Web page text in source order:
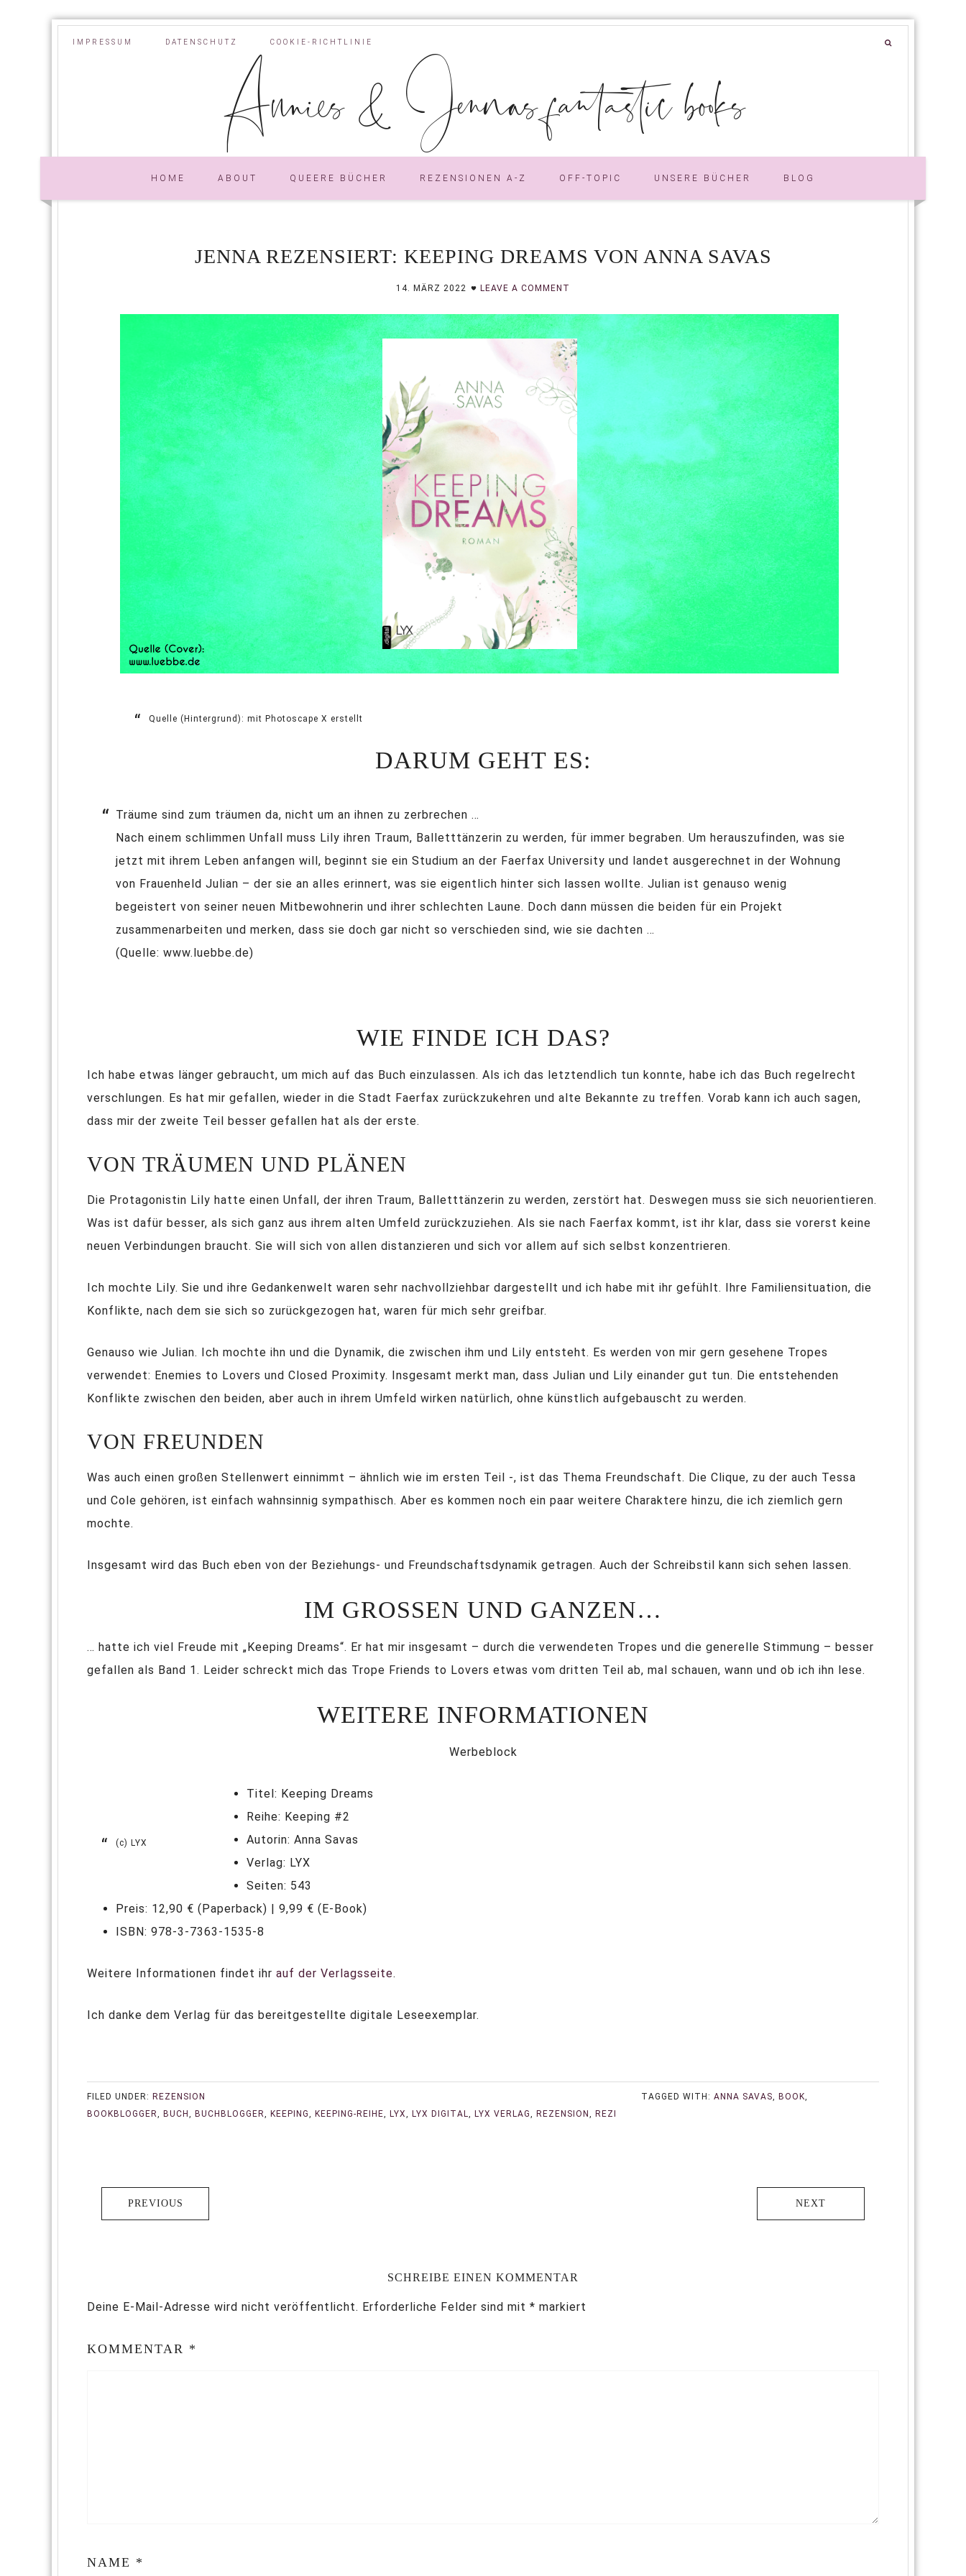
IMPRESSUM DATENSCHUTZ COOKIE-RICHTLINIE
Annies & Jennas fantastic books
HOME ABOUT QUEERE BÜCHER REZENSIONEN A-Z OFF-TOPIC UNSERE BÜCHER BLOG
JENNA REZENSIERT: KEEPING DREAMS VON ANNA SAVAS
14. MÄRZ 2022 LEAVE A COMMENT
Quelle (Hintergrund): mit Photoscape X erstellt
DARUM GEHT ES:
Träume sind zum träumen da, nicht um an ihnen zu zerbrechen …
Nach einem schlimmen Unfall muss Lily ihren Traum, Balletttänzerin zu werden, für immer begraben. Um herauszufinden, was sie
jetzt mit ihrem Leben anfangen will, beginnt sie ein Studium an der Faerfax University und landet ausgerechnet in der Wohnung
von Frauenheld Julian – der sie an alles erinnert, was sie eigentlich hinter sich lassen wollte. Julian ist genauso wenig
begeistert von seiner neuen Mitbewohnerin und ihrer schlechten Laune. Doch dann müssen die beiden für ein Projekt
zusammenarbeiten und merken, dass sie doch gar nicht so verschieden sind, wie sie dachten …
(Quelle: www.luebbe.de)
WIE FINDE ICH DAS?
Ich habe etwas länger gebraucht, um mich auf das Buch einzulassen. Als ich das letztendlich tun konnte, habe ich das Buch regelrecht
verschlungen. Es hat mir gefallen, wieder in die Stadt Faerfax zurückzukehren und alte Bekannte zu treffen. Vorab kann ich auch sagen,
dass mir der zweite Teil besser gefallen hat als der erste.
VON TRÄUMEN UND PLÄNEN
Die Protagonistin Lily hatte einen Unfall, der ihren Traum, Balletttänzerin zu werden, zerstört hat. Deswegen muss sie sich neuorientieren.
Was ist dafür besser, als sich ganz aus ihrem alten Umfeld zurückzuziehen. Als sie nach Faerfax kommt, ist ihr klar, dass sie vorerst keine
neuen Verbindungen braucht. Sie will sich von allen distanzieren und sich vor allem auf sich selbst konzentrieren.
Ich mochte Lily. Sie und ihre Gedankenwelt waren sehr nachvollziehbar dargestellt und ich habe mit ihr gefühlt. Ihre Familiensituation, die
Konflikte, nach dem sie sich so zurückgezogen hat, waren für mich sehr greifbar.
Genauso wie Julian. Ich mochte ihn und die Dynamik, die zwischen ihm und Lily entsteht. Es werden von mir gern gesehene Tropes
verwendet: Enemies to Lovers und Closed Proximity. Insgesamt merkt man, dass Julian und Lily einander gut tun. Die entstehenden
Konflikte zwischen den beiden, aber auch in ihrem Umfeld wirken natürlich, ohne künstlich aufgebauscht zu werden.
VON FREUNDEN
Was auch einen großen Stellenwert einnimmt – ähnlich wie im ersten Teil -, ist das Thema Freundschaft. Die Clique, zu der auch Tessa
und Cole gehören, ist einfach wahnsinnig sympathisch. Aber es kommen noch ein paar weitere Charaktere hinzu, die ich ziemlich gern
mochte.
Insgesamt wird das Buch eben von der Beziehungs- und Freundschaftsdynamik getragen. Auch der Schreibstil kann sich sehen lassen.
IM GROSSEN UND GANZEN…
… hatte ich viel Freude mit „Keeping Dreams“. Er hat mir insgesamt – durch die verwendeten Tropes und die generelle Stimmung – besser
gefallen als Band 1. Leider schreckt mich das Trope Friends to Lovers etwas vom dritten Teil ab, mal schauen, wann und ob ich ihn lese.
WEITERE INFORMATIONEN
Werbeblock
(c) LYX
Titel: Keeping Dreams
Reihe: Keeping #2
Autorin: Anna Savas
Verlag: LYX
Seiten: 543
Preis: 12,90 € (Paperback) | 9,99 € (E-Book)
ISBN: 978-3-7363-1535-8
Weitere Informationen findet ihr auf der Verlagsseite.
Ich danke dem Verlag für das bereitgestellte digitale Leseexemplar.
FILED UNDER: REZENSION TAGGED WITH:ANNA SAVAS, BOOK,
BOOKBLOGGER, BUCH , BUCHBLOGGER, KEEPING, KEEPING-REIHE, LYX, LYX DIGITAL, LYX VERLAG, REZENSION , REZI
PREVIOUS NEXT
SCHREIBE EINEN KOMMENTAR
Deine E-Mail-Adresse wird nicht veröffentlicht. Erforderliche Felder sind mit * markiert
KOMMENTAR *
NAME *